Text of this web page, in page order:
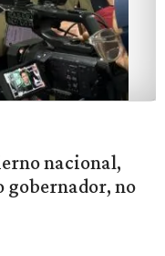
nacional,
gobernador, no